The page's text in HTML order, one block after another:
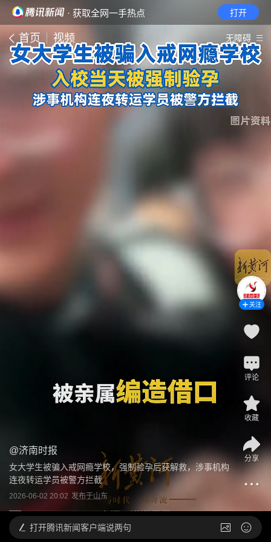
· 获取全网一手热点 打开
首页 视频 无障碍
@济南时报
女大学生被骗入戒网瘾学校，强制验孕后获解救，涉事机构
连夜转运学员被警方拦截
2026-06-02 20:02 发布于山东
关注
评论
收藏
分享
打开腾讯新闻客户端说两句